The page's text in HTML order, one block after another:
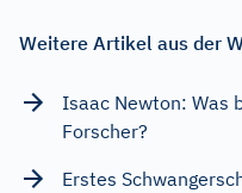
Weitere Artikel aus der
Isaac Newton: Was
Forscher?
Erstes